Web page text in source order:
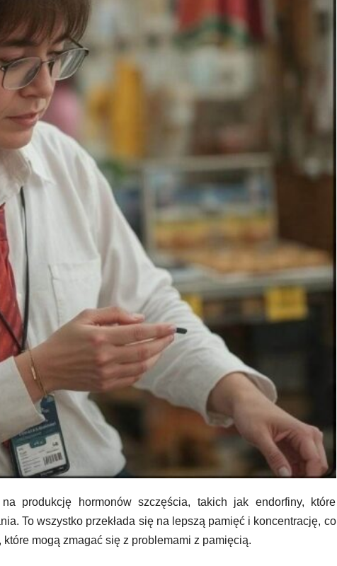
produkcję hormonów szczęścia, takich jak endorfiny, które
To wszystko przekłada się na lepszą pamięć i koncentrację, co
mogą zmagać się z problemami z pamięcią.